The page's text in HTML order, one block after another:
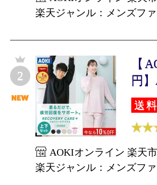
楽天ジャンル：メンズフ
2
【
円
送
AOKIオンライン 楽天
楽天ジャンル：メンズフ